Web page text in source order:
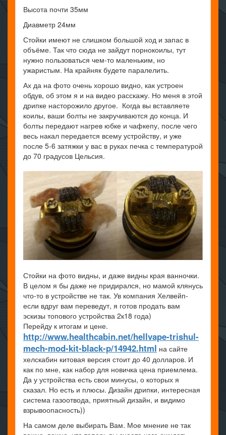
Высота почти 35мм
Диавметр 24мм
Стойки имеют не слишком большой ход и запас в
объёме. Так что сюда не зайдут порнокоилы, тут
нужно пользоваться чем-то маленьким, но
ужаристым. На крайняк будете паралелить.
Ах да на фото очень хорошо видно, как устроен
обдув, об этом я и на видео расскажу. Но меня в этой
дрипке насторожило другое. Когда вы вставляете
коилы, ваши болты не закручиваются до конца. И
болты передают нагрев юбке и чафкепу, после чего
весь накал передается всему устройству, и уже
после 5-6 затяжки у вас в руках печка с температурой
до 70 градусов Цельсия.
Стойки на фото видны, и даже видны края ванночки.
В целом я бы даже не придирался, но мамой клянусь
что-то в устройстве не так. Ув компания Хелвейп-
если вдруг вам переведут, я готов продать вам
эскизы топового устройства 2к18 года)
Перейду к итогам и цене.
http://www.healthcabin.net/hellvape-trishul-
mech-mod-kit-black-p/14942.html на сайте
хелскабин китовая версия стоит до 40 долларов. И
как по мне, как набор для новичка цена приемлема.
Да у устройства есть свои минусы, о которых я
сказал. Но есть и плюсы. Дизайн дрипки, интересная
система газоотвода, приятный дизайн, и видимо
взрывоопасность))
На самом деле выбирать Вам. Мое мнение не так